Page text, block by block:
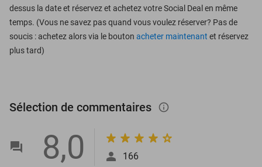
dessus la date et réservez et achetez votre Social Deal en même
temps. (Vous ne savez pas quand vous voulez réserver? Pas de
soucis : achetez alors via le bouton acheter maintenant et réservez
plus tard)
Sélection de commentaires info_outlined
8,0 166